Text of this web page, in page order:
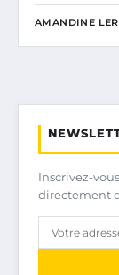
AMANDINE
Inscrivez-
directement